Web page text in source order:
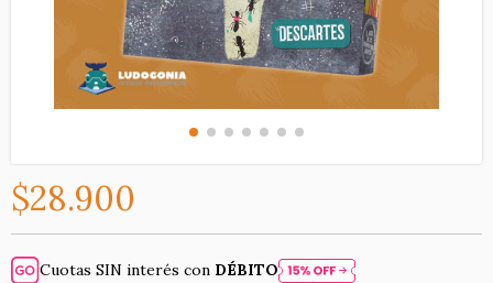
$28.900
Cuotas SIN interés con DÉBITO